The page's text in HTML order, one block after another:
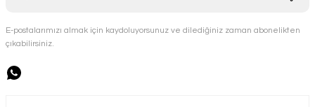
E-postalarımızı almak için kaydoluyorsunuz ve dilediğiniz zaman abonelikten
çıkabilirsiniz.